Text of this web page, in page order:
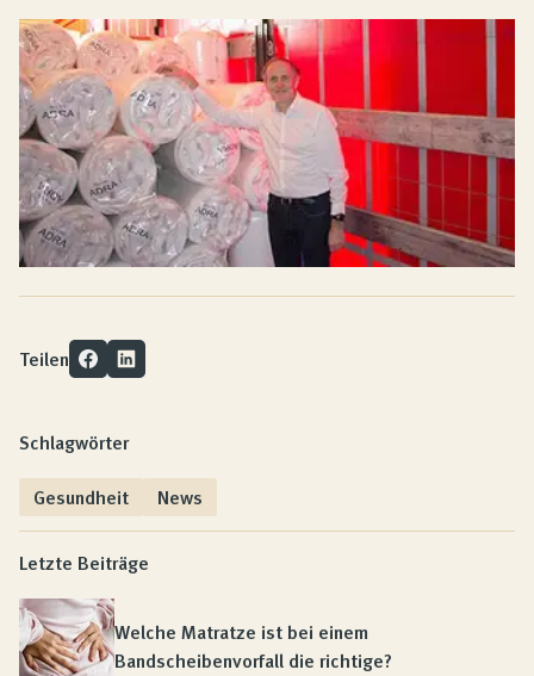
Teilen
Schlagwörter
Gesundheit
News
Letzte Beiträge
Welche Matratze ist bei einem
Bandscheibenvorfall die richtige?